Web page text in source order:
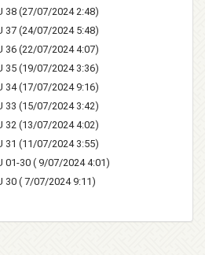
38 (27/07/2024 2:48)
37 (24/07/2024 5:48)
36 (22/07/2024 4:07)
35 (19/07/2024 3:36)
34 (17/07/2024 9:16)
33 (15/07/2024 3:42)
32 (13/07/2024 4:02)
31 (11/07/2024 3:55)
01-30 ( 9/07/2024 4:01)
30 ( 7/07/2024 9:11)